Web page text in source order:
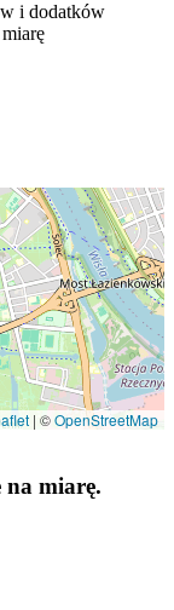
i dodatków
| ©OpenStreetMap
miarę.